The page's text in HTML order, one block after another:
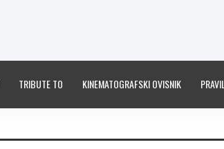
TRIBUTE TO KINEMATOGRAFSKI OVISNIK